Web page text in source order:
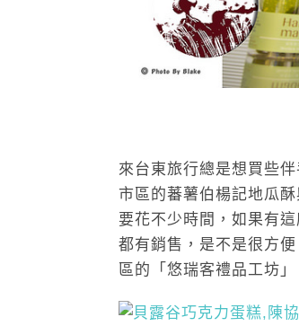
來台東旅行總是想買些
市區的蕃薯伯楊記地瓜
要花不少時間，如果有
都有銷售，是不是很方
區的「悠瑞客禮品工坊